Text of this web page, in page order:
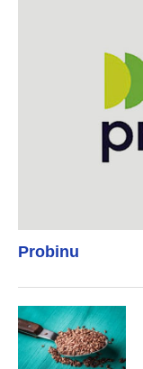
Probinu